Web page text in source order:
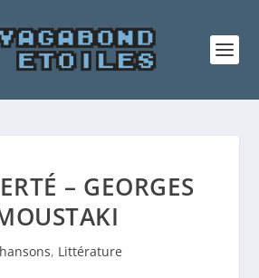
– GEORGES
, Littérature